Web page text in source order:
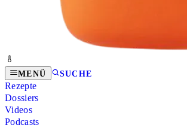
MENÜ SUCHE
Rezepte
Dossiers
Videos
Podcasts